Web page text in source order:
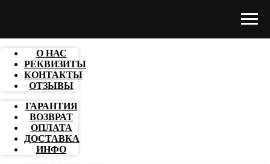
О НАС
РЕКВИЗИТЫ
КОНТАКТЫ
ОТЗЫВЫ
ГАРАНТИЯ
ВОЗВРАТ
ОПЛАТА
ДОСТАВКА
ИНФО